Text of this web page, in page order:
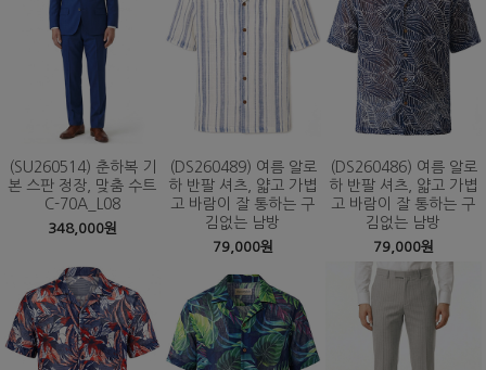
(SU260514) 춘하복 기
본 스판 정장, 맞춤 수트
C-70A_L08
348,000원
(DS260489) 여름 알로
하 반팔 셔츠, 얇고 가볍
고 바람이 잘 통하는 구
김없는 남방
79,000원
(DS260486) 여름 알로
하 반팔 셔츠, 얇고 가볍
고 바람이 잘 통하는 구
김없는 남방
79,000원